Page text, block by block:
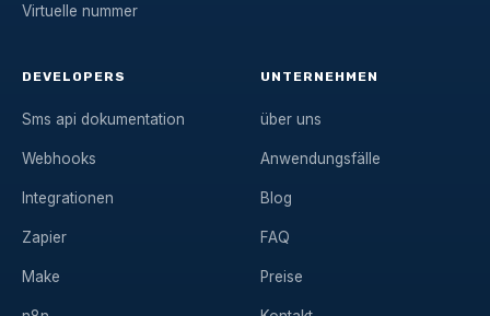
Virtuelle nummer
DEVELOPERS
Sms api dokumentation
Webhooks
Integrationen
Zapier
Make
UNTERNEHMEN
über uns
Anwendungsfälle
Blog
FAQ
Preise